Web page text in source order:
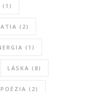
(1)
(2)
(1)
LÁSKA (8)
POÉZIA (2)